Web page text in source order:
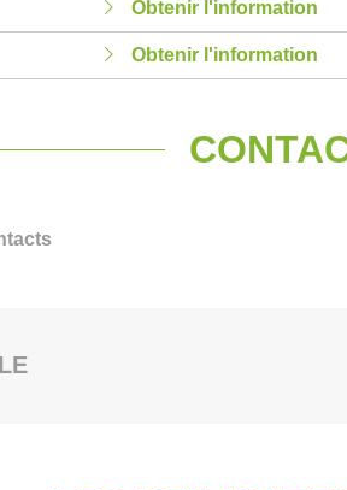
Obtenir l'information
Obtenir l'information